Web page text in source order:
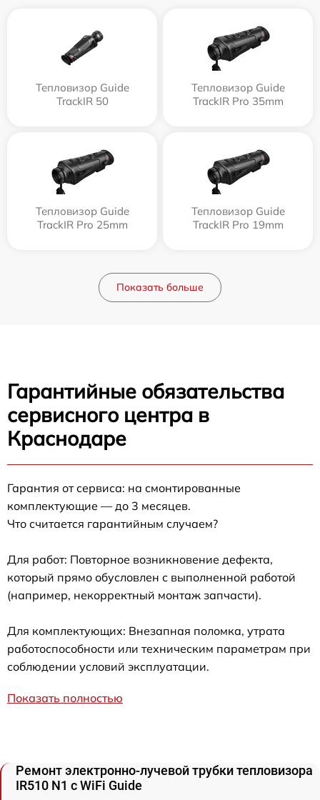
Тепловизор Guide
TrackIR 50
Тепловизор Guide
TrackIR Pro 35mm
Тепловизор Guide
TrackIR Pro 25mm
Тепловизор Guide
TrackIR Pro 19mm
Показать больше
Гарантийные обязательства
сервисного центра в
Краснодаре
Гарантия от сервиса: на смонтированные
комплектующие — до 3 месяцев.
Что считается гарантийным случаем?
Для работ: Повторное возникновение дефекта,
который прямо обусловлен с выполненной работой
(например, некорректный монтаж запчасти).
Для комплектующих: Внезапная поломка, утрата
работоспособности или техническим параметрам при
соблюдении условий эксплуатации.
Показать полностью
Ремонт электронно-лучевой трубки тепловизора
IR510 N1 c WiFi Guide